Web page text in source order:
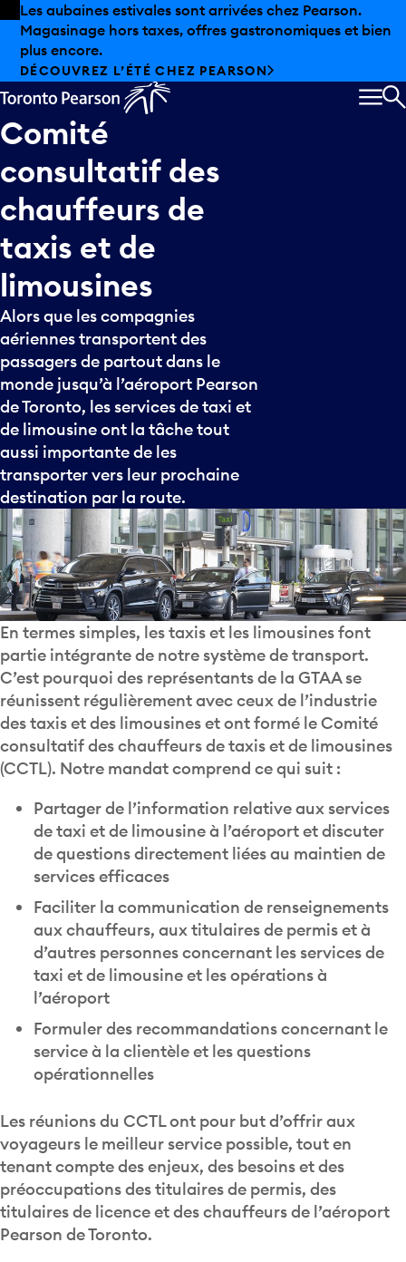
Skip to offers
Passer au contenu principal
Les aubaines estivales sont arrivées chez Pearson.
Magasinage hors taxes, offres gastronomiques et bien
plus encore.
DÉCOUVREZ L’ÉTÉ CHEZ PEARSON
Comité
consultatif des
chauffeurs de
taxis et de
limousines
Alors que les compagnies
aériennes transportent des
passagers de partout dans le
monde jusqu’à l’aéroport Pearson
de Toronto, les services de taxi et
de limousine ont la tâche tout
aussi importante de les
transporter vers leur prochaine
destination par la route.
En termes simples, les taxis et les limousines font
partie intégrante de notre système de transport.
C’est pourquoi des représentants de la GTAA se
réunissent régulièrement avec ceux de l’industrie
des taxis et des limousines et ont formé le Comité
consultatif des chauffeurs de taxis et de limousines
(CCTL). Notre mandat comprend ce qui suit :
Partager de l’information relative aux services
de taxi et de limousine à l’aéroport et discuter
de questions directement liées au maintien de
services efficaces
Faciliter la communication de renseignements
aux chauffeurs, aux titulaires de permis et à
d’autres personnes concernant les services de
taxi et de limousine et les opérations à
l’aéroport
Formuler des recommandations concernant le
service à la clientèle et les questions
opérationnelles
Les réunions du CCTL ont pour but d’offrir aux
voyageurs le meilleur service possible, tout en
tenant compte des enjeux, des besoins et des
préoccupations des titulaires de permis, des
titulaires de licence et des chauffeurs de l’aéroport
Pearson de Toronto.